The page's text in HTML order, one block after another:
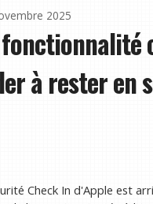
2025
à rester
Check In d'Apple est